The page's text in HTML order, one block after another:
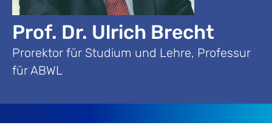
Prof. Dr. Ulrich Brecht
Prorektor für Studium und Lehre, Professur
für ABWL